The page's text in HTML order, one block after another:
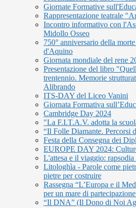
Giornate Formative
Rappresentazione teatrale
Incontro informativo con
Midollo Osseo
750° anniversario della
d'Aquino
Giornata mondiale del rene
Presentazione del libro
trentennio. Memorie
Alibrando
ITS-DAY del Liceo Vanini
Giornata Formativa
Cambridge Day 2024
"La F.I.T.A.V. adotta la
“Il Folle Diamante. Percorsi
Festa della Consegna dei
EUROPE DAY 2024:
L'attesa e il viaggio: rapsodia
Litologhìa - Parole come
pietre per costruire
Rassegna “L’Europa e il
per un mare di
“Il DNA” (Il Dono di Noi